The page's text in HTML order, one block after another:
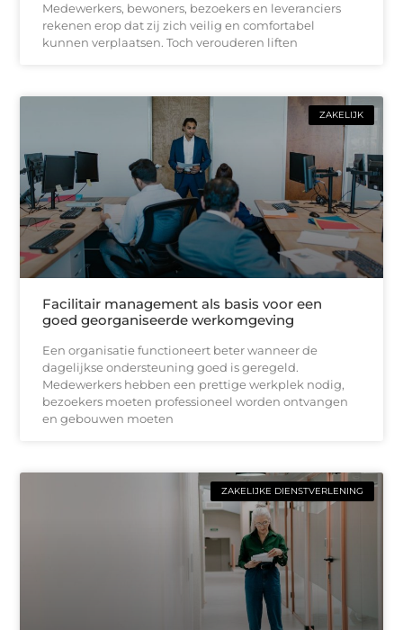
Medewerkers, bewoners, bezoekers en leveranciers
rekenen erop dat zij zich veilig en comfortabel
kunnen verplaatsen. Toch verouderen liften
ZAKELIJK
Facilitair management als basis voor een
goed georganiseerde werkomgeving
Een organisatie functioneert beter wanneer de
dagelijkse ondersteuning goed is geregeld.
Medewerkers hebben een prettige werkplek nodig,
bezoekers moeten professioneel worden ontvangen
en gebouwen moeten
ZAKELIJKE DIENSTVERLENING